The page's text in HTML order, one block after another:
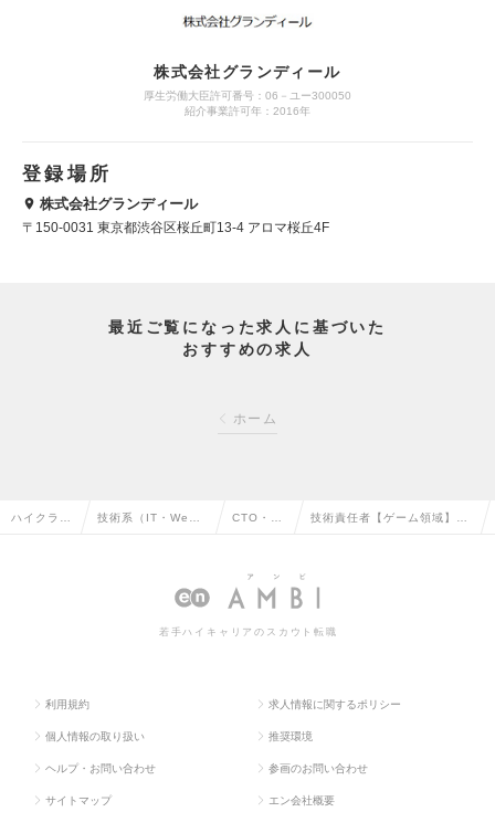
株式会社グランディール
厚生労働大臣許可番号：06－ユー300050
紹介事業許可年：2016年
登録場所
株式会社グランディール
〒150-0031 東京都渋谷区桜丘町13-4 アロマ桜丘4F
最近ご覧になった求人に基づいた
おすすめの求人
ホーム
ハイクラス 技術系（IT・We CTO・CI 技術責任者【ゲーム領域】
若手ハイキャリアのスカウト転職
利用規約 求人情報に関するポリシー
個人情報の取り扱い 推奨環境
ヘルプ・お問い合わせ 参画のお問い合わせ
サイトマップ エン会社概要